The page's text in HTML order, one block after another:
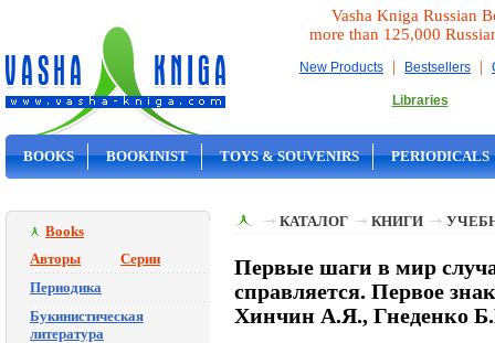
Vasha Kniga Russian
more than 125,000
New Products | Bestsellers |
Libraries
BOOKS BOOKINIST TOYS & SOUVENIRS PERIODICALS
Books
Авторы
Серии
Периодика
Букинистическая
литература
КАТАЛОГ КНИГИ
Первые шаги в мир
справляется. Первое
Хинчин А.Я., Гнеденко